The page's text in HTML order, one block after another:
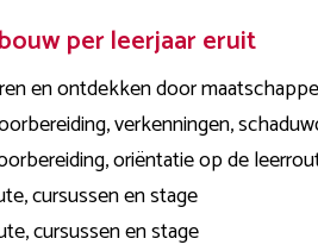
per leerjaar eruit
en ontdekken door
verkenningen,
oriëntatie op de
cursussen en stage
cursussen en stage